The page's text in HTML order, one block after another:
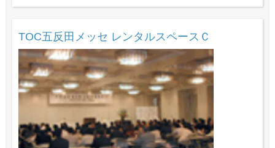
TOC五反田メッセ レンタルスペースＣ